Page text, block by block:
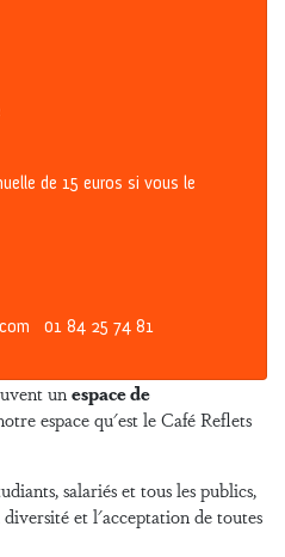
de 15 euros si vous le
01 84 25 74 81
unespace de
espace qu'est le Café Reflets
salariés et tous les publics,
et l'acceptation de toutes